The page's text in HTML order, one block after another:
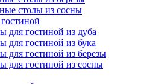
столы из сосны
для гостиной из дуба
для гостиной из бука
для гостиной из березы
для гостиной из сосны